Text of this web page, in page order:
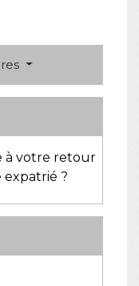
à votre retour
expatrié ?